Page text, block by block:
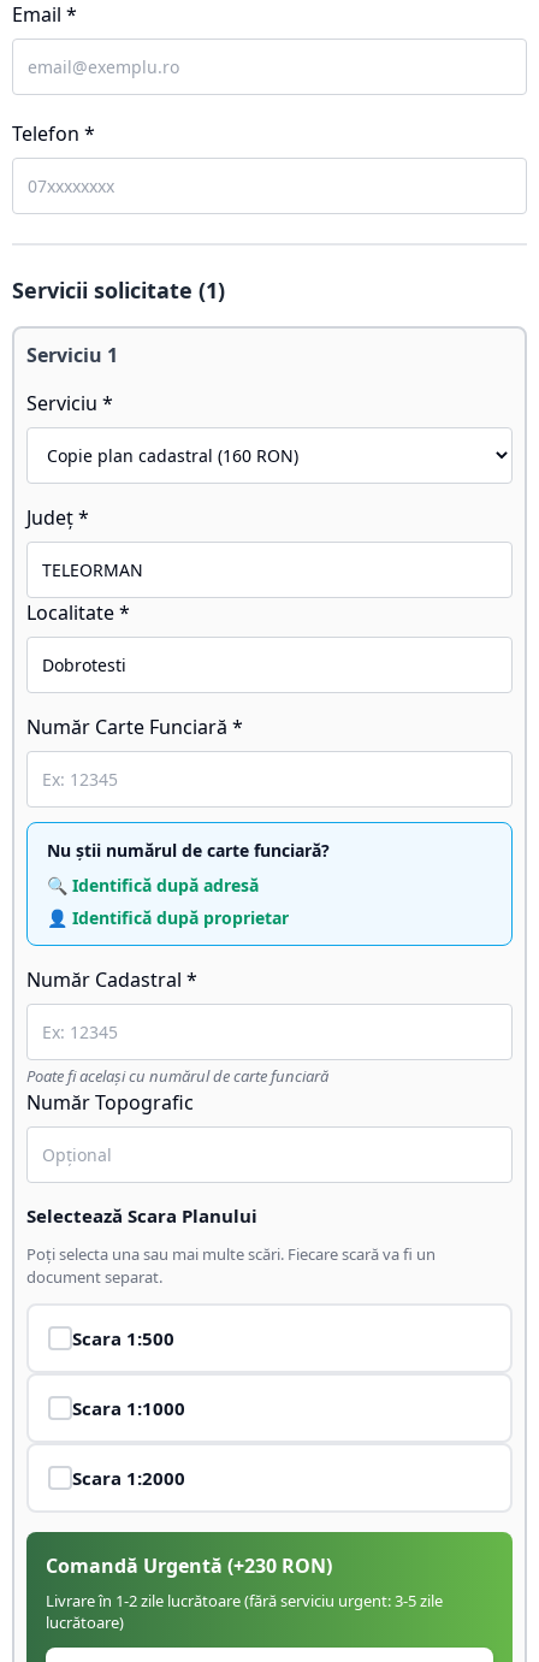
Email *
Telefon *
Servicii solicitate (1)
Serviciu 1
Serviciu *
Județ *
Localitate *
Număr Carte Funciară *
Nu știi numărul de carte funciară?
🔍 Identifică după adresă
👤 Identifică după proprietar
Număr Cadastral *
Poate fi același cu numărul de carte funciară
Număr Topografic
Selectează Scara Planului
Poți selecta una sau mai multe scări. Fiecare scară va fi un
document separat.
Scara 1:500
Scara 1:1000
Scara 1:2000
Comandă Urgentă (+230 RON)
Livrare în 1-2 zile lucrătoare (fără serviciu urgent: 3-5 zile
lucrătoare)